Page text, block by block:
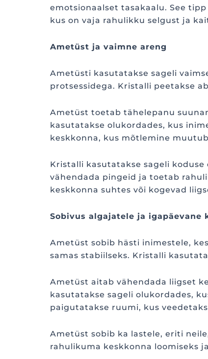
emotsionaalset tasakaalu. See
kus on vaja rahulikku selgust ja
Ametüst ja vaimne areng
Ametüsti kasutatakse sageli
protsessidega. Kristalli peetakse
Ametüst toetab tähelepanu
kasutatakse olukordades, kus
keskkonna, kus mõtlemine
Kristalli kasutatakse sageli
vähendada pingeid ja toetab
keskkonna suhtes või kogevad
Sobivus algajatele ja igapäevane
Ametüst sobib hästi inimestele,
samas stabiilseks. Kristalli
Ametüst aitab vähendada liigset
kasutatakse sageli olukordades,
paigutatakse ruumi, kus
Ametüst sobib ka lastele, eriti
rahulikuma keskkonna loomiseks